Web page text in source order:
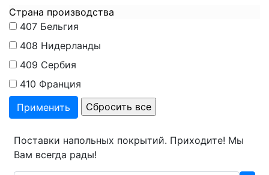
Страна производства
407 Бельгия
408 Нидерланды
409 Сербия
410 Франция
Поставки напольных покрытий. Приходите! Мы
Вам всегда рады!